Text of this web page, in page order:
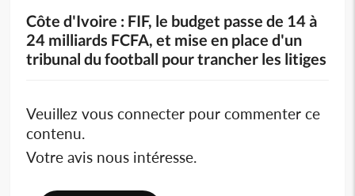
Côte d'Ivoire : FIF, le budget passe de 14 à
24 milliards FCFA, et mise en place d'un
tribunal du football pour trancher les litiges
Veuillez vous connecter pour commenter ce
contenu.
Votre avis nous intéresse.